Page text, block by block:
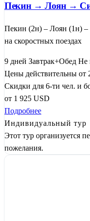
Пекин → Лоян →
Пекин (2н) – Лоян (1н)
на скоростных поездах
9 дней Завтрак+Обед Не
Цены действительны от
Скидки для 6-ти чел. и
от 1 925 USD
Подробнее
Индивидуальный тур
Этот тур организуется
пожелания.